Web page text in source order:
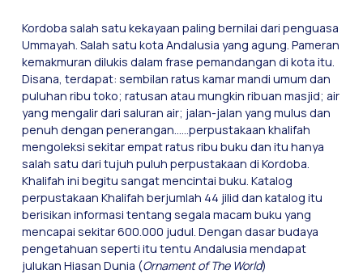
Kordoba salah satu kekayaan paling bernilai dari penguasa
Ummayah. Salah satu kota Andalusia yang agung. Pameran
kemakmuran dilukis dalam frase pemandangan di kota itu.
Disana, terdapat: sembilan ratus kamar mandi umum dan
puluhan ribu toko; ratusan atau mungkin ribuan masjid; air
yang mengalir dari saluran air; jalan-jalan yang mulus dan
penuh dengan penerangan……perpustakaan khalifah
mengoleksi sekitar empat ratus ribu buku dan itu hanya
salah satu dari tujuh puluh perpustakaan di Kordoba.
Khalifah ini begitu sangat mencintai buku. Katalog
perpustakaan Khalifah berjumlah 44 jilid dan katalog itu
berisikan informasi tentang segala macam buku yang
mencapai sekitar 600.000 judul. Dengan dasar budaya
pengetahuan seperti itu tentu Andalusia mendapat
julukan Hiasan Dunia (Ornament of The World)